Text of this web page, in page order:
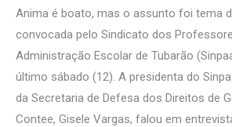
Anima é boato, mas o assunto foi tema
convocada pelo Sindicato dos
Administração Escolar de Tubarão
último sábado (12). A presidenta do
da Secretaria de Defesa dos Direitos de
Contee, Gisele Vargas, falou em